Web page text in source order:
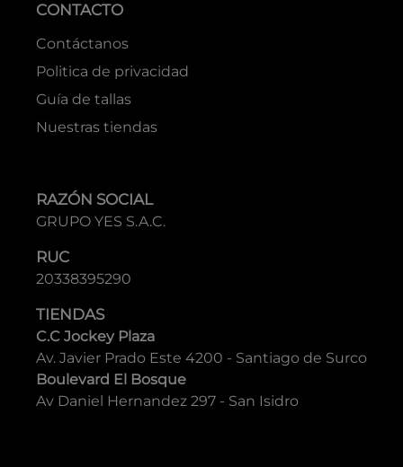
CONTACTO
Contáctanos
Politica de privacidad
Guía de tallas
Nuestras tiendas
RAZÓN SOCIAL
GRUPO YES S.A.C.
RUC
20338395290
TIENDAS
C.C Jockey Plaza
Av. Javier Prado Este 4200 - Santiago de Surco
Boulevard El Bosque
Av Daniel Hernandez 297 - San Isidro